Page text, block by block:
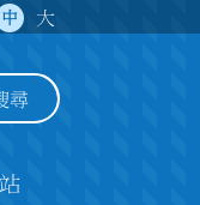
中 大
尋